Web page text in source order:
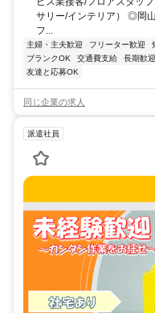
サリー/インテリア） ◎岡
フ...
主婦・主夫歓迎 フリーター歓迎
ブランクOK
交通費支給 長期歓迎
友達と応募OK
同じ企業の求人
派遣社員